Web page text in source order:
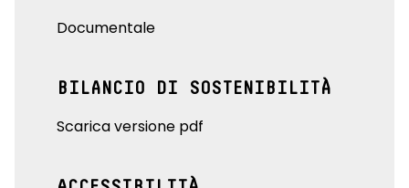
Documentale
BILANCIO DI SOSTENIBILITÀ
Scarica versione pdf